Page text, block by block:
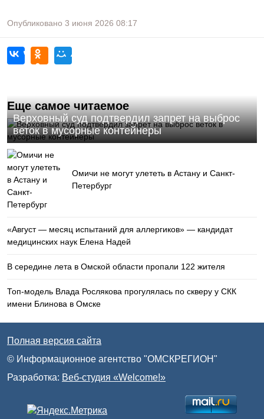
Опубликовано 3 июня 2026 08:17
Еще самое читаемое
Верховный суд подтвердил запрет на выброс
веток в мусорные контейнеры
Омичи не могут улететь в Астану и Санкт-
Петербург
«Август — месяц испытаний для аллергиков» — кандидат
медицинских наук Елена Надей
В середине лета в Омской области пропали 122 жителя
Топ-модель Влада Рослякова прогулялась по скверу у СКК
имени Блинова в Омске
Полная версия сайта
© Информационное агентство "ОМСКРЕГИОН"
Разработка: Веб-студия «Welcome!»